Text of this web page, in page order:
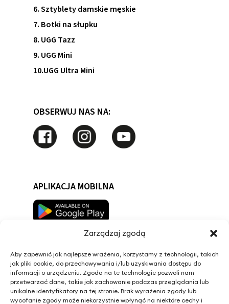
Zarządzaj zgodą
Aby zapewnić jak najlepsze wrażenia, korzystamy z technologii, takich
jak pliki cookie, do przechowywania i/lub uzyskiwania dostępu do
informacji o urządzeniu. Zgoda na te technologie pozwoli nam
przetwarzać dane, takie jak zachowanie podczas przeglądania lub
unikalne identyfikatory na tej stronie. Brak wyrażenia zgody lub
wycofanie zgody może niekorzystnie wpłynąć na niektóre cechy i
6. Sztyblety damskie męskie
7. Botki na słupku
8. UGG Tazz
9. UGG Mini
10.UGG Ultra Mini
OBSERWUJ NAS NA:
APLIKACJA MOBILNA